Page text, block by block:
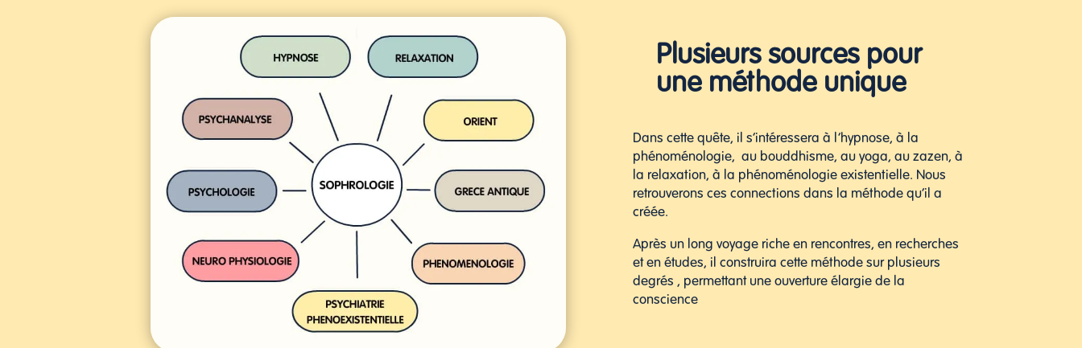
Plusieurs sources pour
une méthode unique
Dans cette quête, il s’intéressera à l’hypnose, à la
phénoménologie, au bouddhisme, au yoga, au zazen, à
la relaxation, à la phénoménologie existentielle. Nous
retrouverons ces connections dans la méthode qu’il a
créée.
Après un long voyage riche en rencontres, en recherches
et en études, il construira cette méthode sur plusieurs
degrés , permettant une ouverture élargie de la
conscience